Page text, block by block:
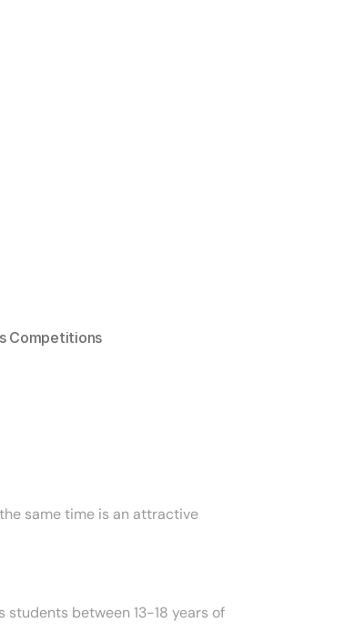
Competitions
same time is an attractive
between 13-18 years of